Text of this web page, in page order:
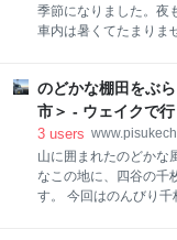
季節になりました。夜
車内は暑くてたまりま
みると、意外なところ
少し開けておく」 あれ
れば、換気能力も高そ
いなので、車内も見え
心です。 今回は、バッ
「ボーンバー」を紹介
のどかな棚田をぶ
市＞ - ウェイクで
3 users
山に囲まれたのどかな
なこの地に、四谷の千
す。 今回はのんびり千